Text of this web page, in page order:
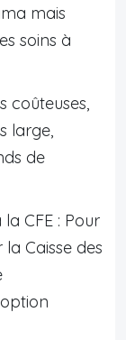
mais
soins à
coûteuses,
large,
de
CFE : Pour
Caisse des